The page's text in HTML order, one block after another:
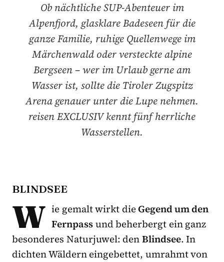
Ob nächtliche SUP-Abenteuer im
Alpenfjord, glasklare Badeseen für die
ganze Familie, ruhige Quellenwege im
Märchenwald oder versteckte alpine
Bergseen – wer im Urlaub gerne am
Wasser ist, sollte die Tiroler Zugspitz
Arena genauer unter die Lupe nehmen.
reisen EXCLUSIV kennt fünf herrliche
Wasserstellen.
BLINDSEE
W ie gemalt wirkt dieGegend um den
Fernpassund beherbergt ein ganz
besonderes Naturjuwel: denBlindsee. In
dichten Wäldern eingebettet, umrahmt von